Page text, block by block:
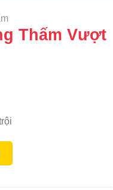
Thấm Vượt
6KG số lượng